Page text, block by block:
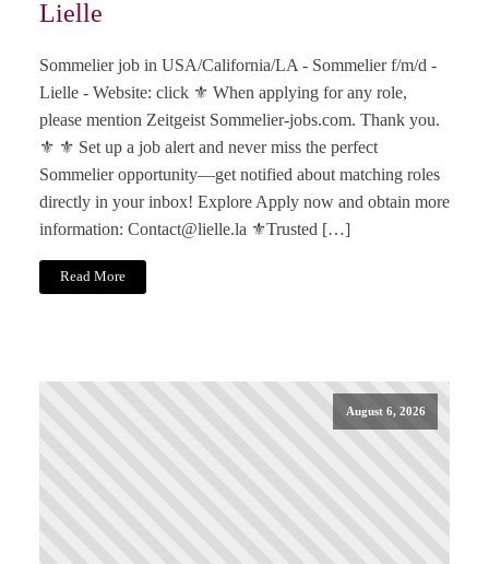
Lielle
Sommelier job in USA/California/LA - Sommelier f/m/d -
Lielle - Website: click ⚜️ When applying for any role,
please mention Zeitgeist Sommelier-jobs.com. Thank you.
⚜️ ⚜️ Set up a job alert and never miss the perfect
Sommelier opportunity—get notified about matching roles
directly in your inbox! Explore Apply now and obtain more
information: Contact@lielle.la ⚜️Trusted […]
Read More
August 6, 2026